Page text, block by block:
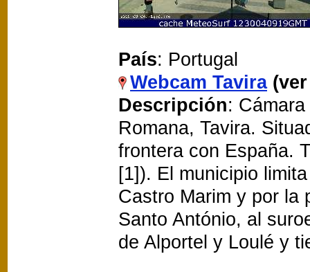
País: Portugal
Webcam Tavira
Descripción:
Romana, Tavira.
frontera con España.
[1]). El municipio
Castro Marim y por la
Santo António, al
de Alportel y Loulé y